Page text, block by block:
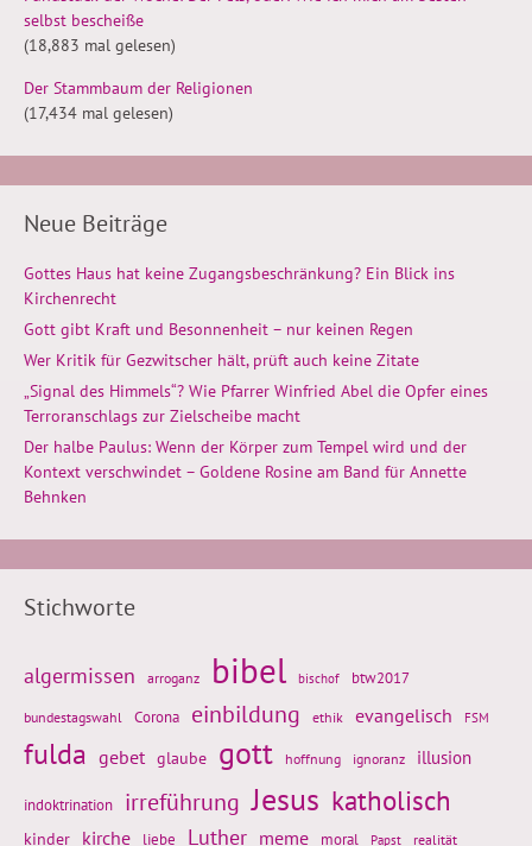
selbst bescheiße
(18,883 mal gelesen)
Der Stammbaum der Religionen
(17,434 mal gelesen)
Neue Beiträge
Gottes Haus hat keine Zugangsbeschränkung? Ein Blick ins
Kirchenrecht
Gott gibt Kraft und Besonnenheit – nur keinen Regen
Wer Kritik für Gezwitscher hält, prüft auch keine Zitate
„Signal des Himmels“? Wie Pfarrer Winfried Abel die Opfer eines
Terroranschlags zur Zielscheibe macht
Der halbe Paulus: Wenn der Körper zum Tempel wird und der
Kontext verschwindet – Goldene Rosine am Band für Annette
Behnken
Stichworte
algermissen arroganz bibel bischof btw2017
bundestagswahl Corona einbildung ethik evangelisch FSM
fulda gebet glaube gott hoffnung ignoranz illusion
indoktrination irreführung Jesus katholisch
kinder kirche liebe Luther meme moral Papst realität